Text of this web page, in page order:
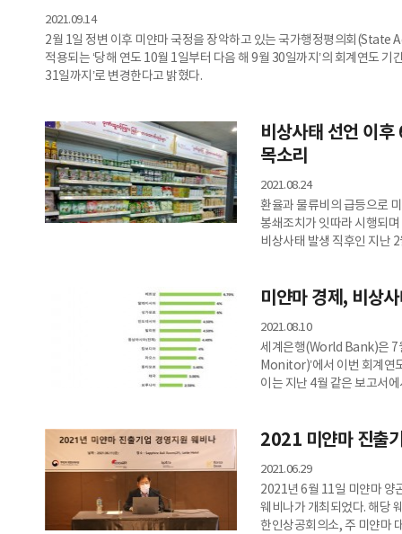
2021.09.14
2월 1일 정변 이후 미얀마 국정을 장악하고 있는 국가행정평의회
적용되는 ‘당해 연도 10월 1일부터 다음 해 9월 30일까지’의 회계연도
31일까지’로 변경한다고 밝혔다.
비상사태 선언 이
목소리
2021.08.24
환율과 물류비의 급등으로
봉쇄조치가 잇따라 시행되
비상사태 발생 직후인 지난
미얀마 경제, 비상
2021.08.10
세계은행(World Bank)은 7
Monitor)’에서 이번 회계연
이는 지난 4월 같은 보고서
2021 미얀마 진출
2021.06.29
2021년 6월 11일 미얀마 양
웨비나가 개최되었다. 해당
한인상공회의소, 주 미얀마